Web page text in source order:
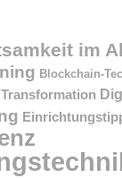
im
Blockchain-